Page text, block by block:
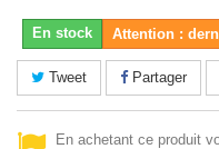
En stock Attention :
Tweet Partager
En achetant ce produit